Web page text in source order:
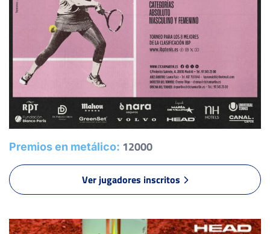
JODAR CAMACHO, R.
PEREZ MARTIN, I.
CHACON HUERTA, R.
INGLÉS GARRE, S.
FERNANDEZ ORNIA, G. 13
SOLAR DONOSO, L.
BENITO HERNÁNDEZ, M.
PAVLICIC, T. 34
MORENO ARIAS, L.
Premios en metálico: 12000
Ver jugadores inscritos